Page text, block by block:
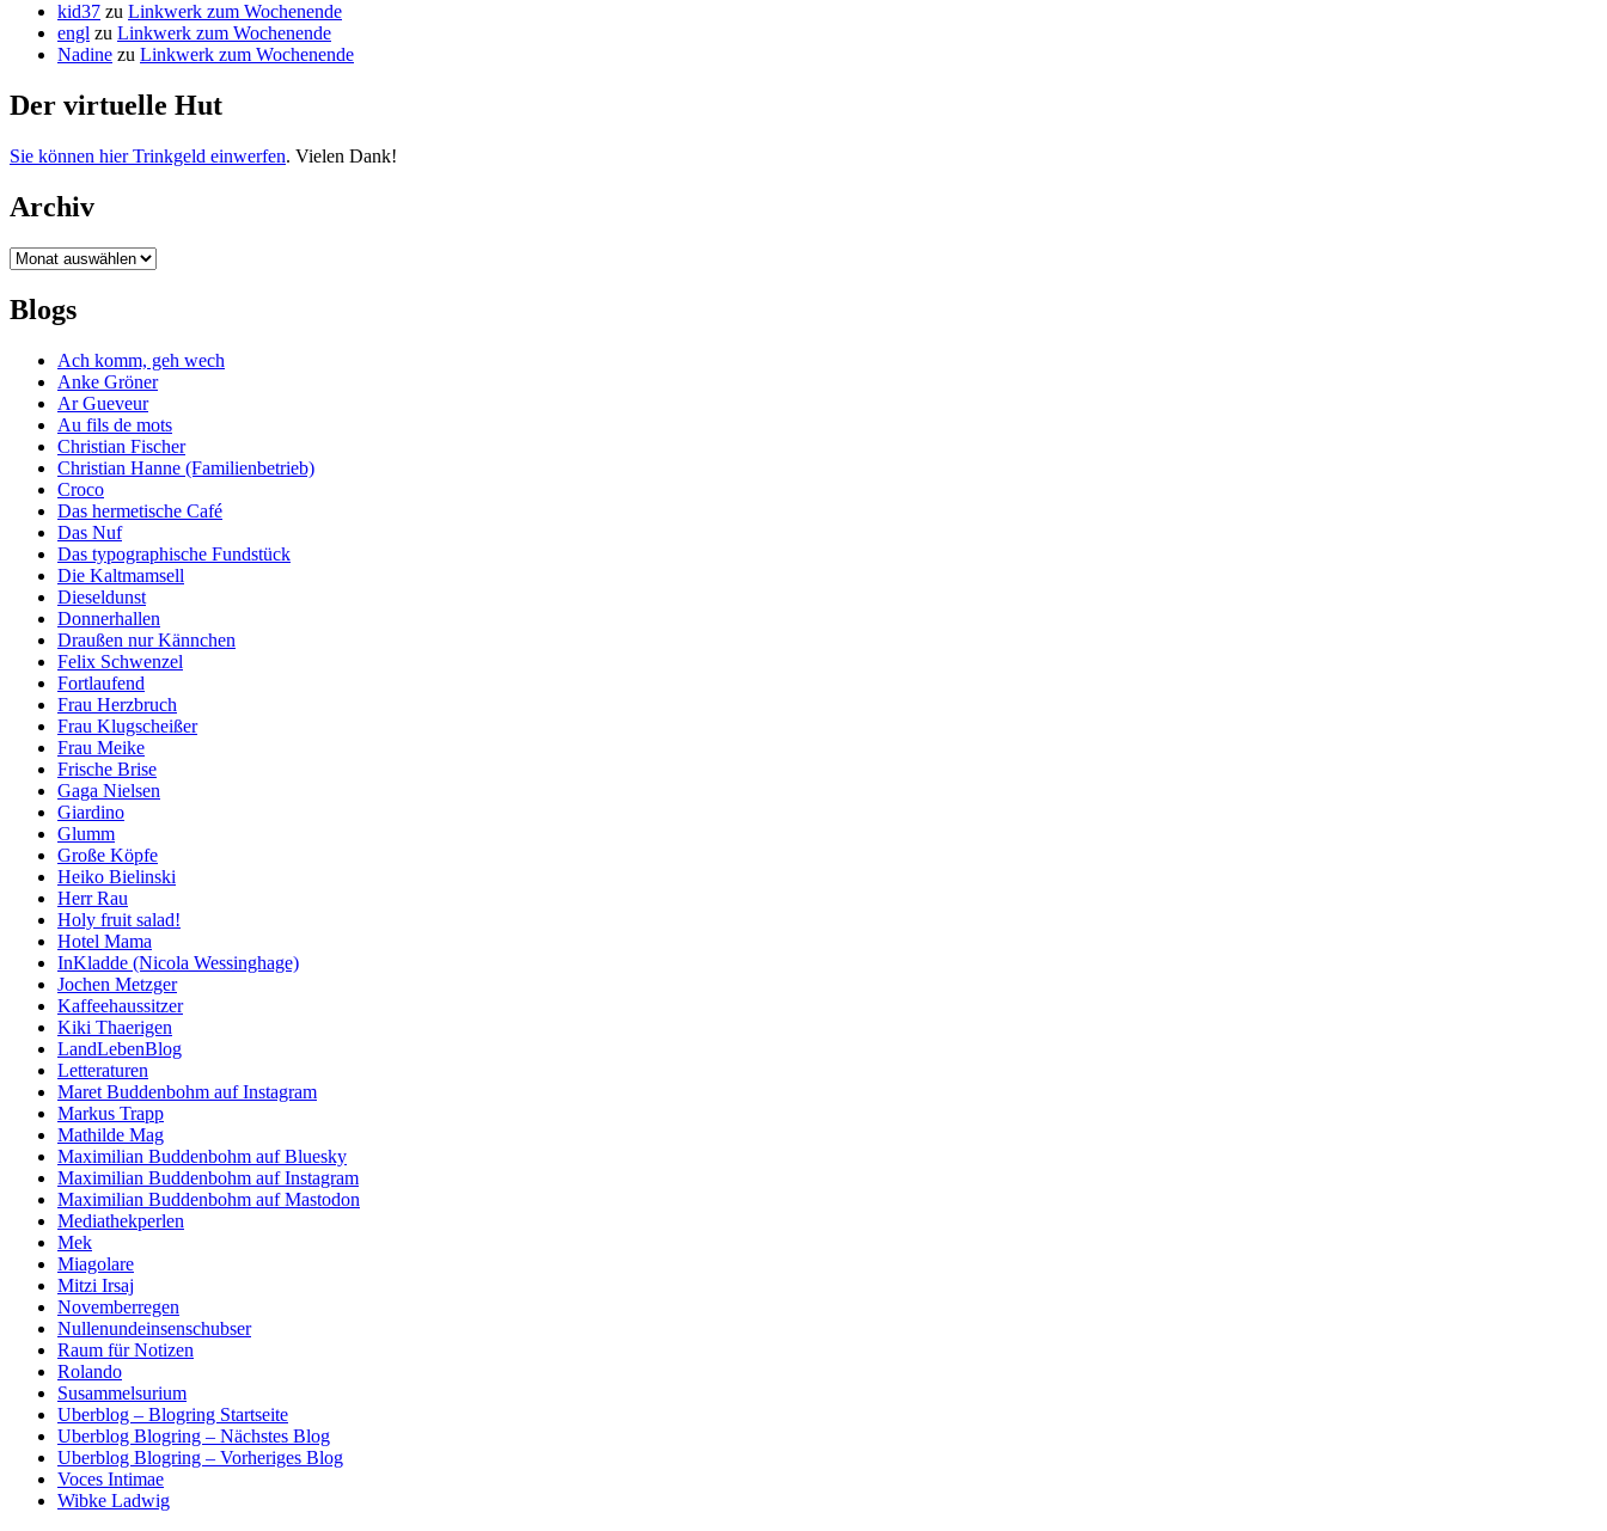
kid37 zu Linkwerk zum Wochenende
engl zu Linkwerk zum Wochenende
Nadine zu Linkwerk zum Wochenende
Der virtuelle Hut
Sie können hier Trinkgeld einwerfen. Vielen Dank!
Archiv
Archiv
Blogs
Ach komm, geh wech
Anke Gröner
Ar Gueveur
Au fils de mots
Christian Fischer
Christian Hanne (Familienbetrieb)
Croco
Das hermetische Café
Das Nuf
Das typographische Fundstück
Die Kaltmamsell
Dieseldunst
Donnerhallen
Draußen nur Kännchen
Felix Schwenzel
Fortlaufend
Frau Herzbruch
Frau Klugscheißer
Frau Meike
Frische Brise
Gaga Nielsen
Giardino
Glumm
Große Köpfe
Heiko Bielinski
Herr Rau
Holy fruit salad!
Hotel Mama
InKladde (Nicola Wessinghage)
Jochen Metzger
Kaffeehaussitzer
Kiki Thaerigen
LandLebenBlog
Letteraturen
Maret Buddenbohm auf Instagram
Markus Trapp
Mathilde Mag
Maximilian Buddenbohm auf Bluesky
Maximilian Buddenbohm auf Instagram
Maximilian Buddenbohm auf Mastodon
Mediathekperlen
Mek
Miagolare
Mitzi Irsaj
Novemberregen
Nullenundeinsenschubser
Raum für Notizen
Rolando
Susammelsurium
Uberblog – Blogring Startseite
Uberblog Blogring – Nächstes Blog
Uberblog Blogring – Vorheriges Blog
Voces Intimae
Wibke Ladwig